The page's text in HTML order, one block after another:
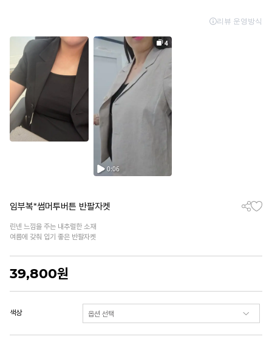
임부복*썸머투버튼 반팔자켓
린넨 느낌을 주는 내추럴한 소재
여름에 갖춰 입기 좋은 반팔자켓
39,800원
색상